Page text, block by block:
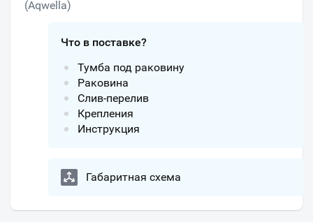
(Aqwella)
Что в поставке?
Тумба под раковину
Раковина
Слив-перелив
Крепления
Инструкция
Габаритная схема